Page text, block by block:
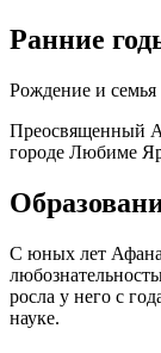
Ранние
Рождение и семья
Преосвященный
городе Любиме
С юных лет
росла у него с
науке.